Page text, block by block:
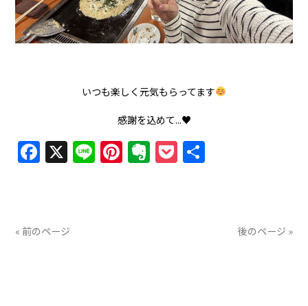
いつも楽しく元気もらってます
感謝を込めて...♥️
Facebook
X LinePinterest
Evernote
Pocket
« 前のページ 後のページ »